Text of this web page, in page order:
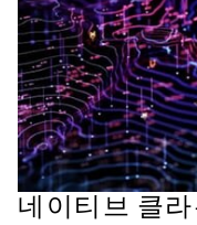
네이티브 클라